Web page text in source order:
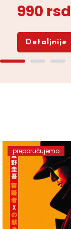
990 rsd
Detaljnije
preporučujemo